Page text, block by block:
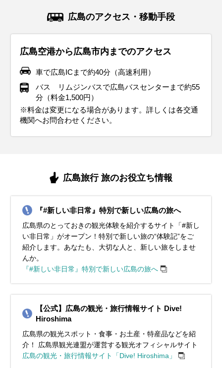
11月の広島地方は秋の終わりを感じる季節で、平均気温は
コートを選ぶと安心です。インナーにはセーターやタートル
ネックを合わせて、しっかり暖かさをキープしましょう。足
元には防寒性のあるスニーカーやブーツを履いて、観光中の
快適さを保ちます。中国地方では紅葉の見頃を迎える時期で
もあるので、秋の自然美を楽しむために、防寒対策と季節感
を意識した服装を心がけると良いです。特に観光地ではスト
ん）、ポポロ冬の祭りWinter Illumination、尾道ベッチャー祭、荒
谷山の雲海、ワイン、みかん（旬）、広島銀太刀（旬）
12月の広島地方は平均気温が8℃前後で、最低気温は5℃を下
フリース素材を取り入れて、暖かさをしっかり確保しましょ
う。さらに、手袋やマフラー、帽子などの防寒小物も忘れず
に用意して、寒さ対策を万全に。靴は滑りにくいブーツや防
寒性のあるスニーカーが最適です。中国地方の観光地では、
クリスマスイルミネーションや年末のイベントが盛りだくさ
ん。寒さを防ぎつつ、長時間歩ける快適な服装を選んで、冬
ろしまドリミネーション、、ポポロ冬の祭りWinter Illumination、
おのみちウィンターイルミネーション、宮島大聖院火渡り式、広
島かき（旬）
1月の広島地方は冬本番。平均気温は約5℃と寒い日が続きま
さをキープできます。さらに、手袋やマフラー、帽子などの
防寒小物を活用して、寒さ対策をしっかりしましょう。靴は
防寒性が高く、滑りにくいソールのブーツやスニーカーがお
すすめです。1月の中国地方は晴れる日も多いので、風を通
しにくいアウターがあると快適に過ごせます。観光地では冷
たい風に備えて、重ね着しやすい服装を心がけると安心で
のみちウィンターイルミネーション、イルミネーションロードく
れ、ポポロ冬の祭りWinter Illumination、柴燈護摩（火渡り神
事）、大念珠繰り、おおたけカキ水産まつり、広島かき（旬）
2月の広島地方も1月に引き続き寒い日が多いですが、少しず
ーや中綿入りジャケットがおすすめ。インナーには保温性の
高いセーターや長袖シャツを着て、重ね着で体温調整を心が
けましょう。手袋やマフラーも欠かせません！冷えやすい首
元や手先をしっかり防寒してください。屋外観光では携帯用
カイロを持参すると、さらに快適に過ごせます。
イベント・観光
スノーアクティビティシーズン、イルミネーションシーズン、お
合戦大会、三原神明市、焼嗅がし神事、御福開祭はだか祭り、節
分祭（各地）、広島かき（旬）
3月の広島地方は春を感じられる季節です。平均気温は10℃
す。日中は暖かい日差しを感じることもあるので、長袖シャ
ツや薄手のセーターをベースにして、重ね着で調整できる服
装がおすすめです。また、春の風が冷たく感じることもある
ので、防風機能のあるアウターがあるとさらに快適に過ごせ
ます。
イベント・観光
梅の見頃、宮島清盛まつり、みやじま雛めぐり、天領上下ひなま
4月の広島地方は春本番！桜が満開になり、観光にぴったり
ンがおすすめ。インナーには長袖シャツやブラウスを合わせ
て、朝晩の涼しさには軽めのアウターを羽織ると安心です。
足元は歩きやすいスニーカーを選んで、観光を快適に楽しみ
ましょう。また、急な雨に備えて折りたたみ傘があるとさら
に安心です。
イベント・観光
桜の見頃、サイクリングシーズン、桜まつり（各地）、宮島大聖
5月の広島地方は初夏の爽やかな気候が楽しめる季節です。
が便利。朝晩の涼しさに備えつつ、日中は半袖シャツや軽や
かなパンツ、スカートで快適に過ごせます。観光名所を巡る
なら、動きやすいスニーカーがおすすめです。また、日差し
が強い日もあるので、帽子や日焼け止めでしっかり紫外線対
策をしましょう。軽やかな服装で季節感を楽しみながら、広
島の観光を思いきり満喫してください。
イベント・観光
会、高松山大文字まつり、いちご狩り、広島手掘りあさり
（旬）、広島桜ダイ（旬）
6月の広島地方は梅雨入りの時期で、雨の日が多くなりま
のパンツを選ぶと快適です。また、防水性の高いジャケット
やレインコート、折りたたみ傘は必須アイテム。靴は防水加
工されたスニーカーやレインシューズで、雨の日でも移動が
楽になります。梅雨でも快適に観光を楽しめる服装を心がけ
て、中国地方の美しい景観を存分に堪能してください。
イベント・観光
あじさいの見頃、サイクリングシーズン、フィッシング、とうか
7月の広島地方は本格的な真夏の暑さがやってきます。平均
です。日中の強い日差しを避けるために、帽子やサングラス
を使ったり、日焼け止めで紫外線対策をしっかり行いましょ
う。観光地や公共交通機関では冷房が効いていることもある
ので、薄手のカーディガンやストールを持ち歩くと便利で
す。長時間歩くなら、通気性の良い軽量スニーカーで快適に
過ごせます。こまめに水分補給をしながら、夏の中国地方観
曜夜店、素盞鳴神社祇園祭けんか神輿、お手火神事、世羅高原農
場ひまわり祭、三次きんさい祭、錦帯橋のう飼、小いわし
（旬）、三原のタコ（旬）、あなご（旬）
広島のアクセス・移動手段
広島空港から広島市内までのアクセス
車で広島ICまで約40分（高速利用）
バス リムジンバスで広島バスセンターまで約55
分（料金1,500円）
※料金は変更になる場合があります。詳しくは各交通
機関へお問合わせください。
広島旅行 旅のお役立ち情報
『#新しい非日常』特別で新しい広島の旅へ
広島県のとっておきの観光体験を紹介するサイト「#新し
い非日常」がオープン！特別で新しい旅の“体験記”をご
紹介します。あなたも、大切な人と、新しい旅をしませ
んか。
『#新しい非日常』特別で新しい広島の旅へ
【公式】広島の観光・旅行情報サイト Dive!
Hiroshima
広島県の観光スポット・食事・お土産・特産品などを紹
介！ 広島県観光連盟が運営する観光オフィシャルサイト
広島の観光・旅行情報サイト「Dive! Hiroshima」